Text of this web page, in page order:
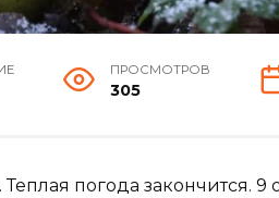
ПРОСМОТРОВ
305
погода закончится. 9